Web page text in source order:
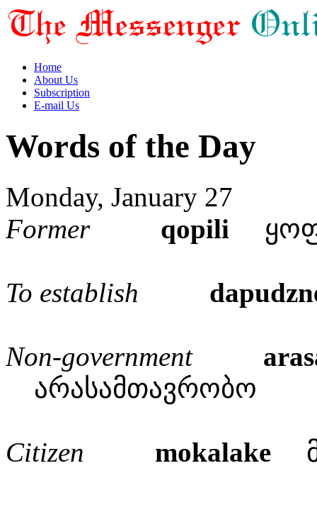
Home
About Us
Subscription
E-mail Us
Words of the Day
Monday, January 27
Former
qopili
To establish
Non-government
არასამთავრობო
Citizen mokalake